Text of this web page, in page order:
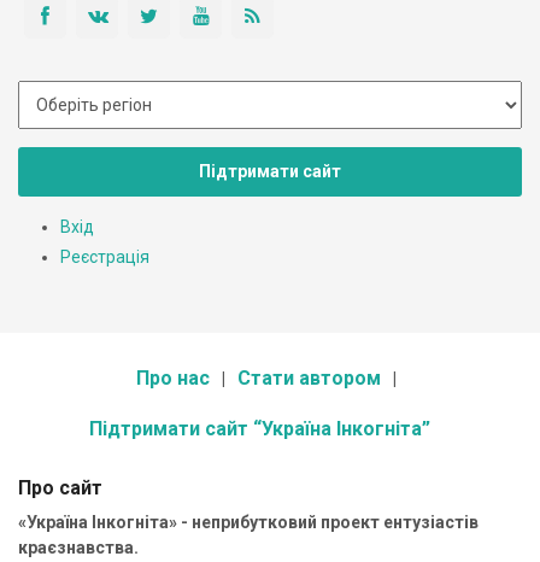
Підтримати сайт
Вхід
Реєстрація
Про нас Стати автором
Підтримати сайт “Україна Інкогніта”
Про сайт
«Україна Інкогніта» - неприбутковий проект ентузіастів
краєзнавства.